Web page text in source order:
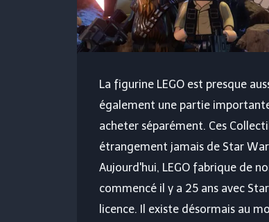
La figurine LEGO est presque
également une partie
acheter séparément. Ces
étrangement jamais de Star
Aujourd'hui, LEGO fabrique de
commencé il y a 25 ans avec
licence. Il existe désormais au